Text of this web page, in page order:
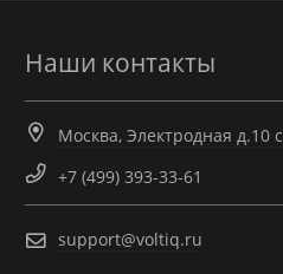
Наши контакты
Москва, Электродная д.10
+7 (499) 393-33-61
support@voltiq.ru